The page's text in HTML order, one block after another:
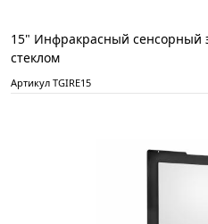
15" Инфракрасный сенсорный
стеклом
Артикул TGIRE15